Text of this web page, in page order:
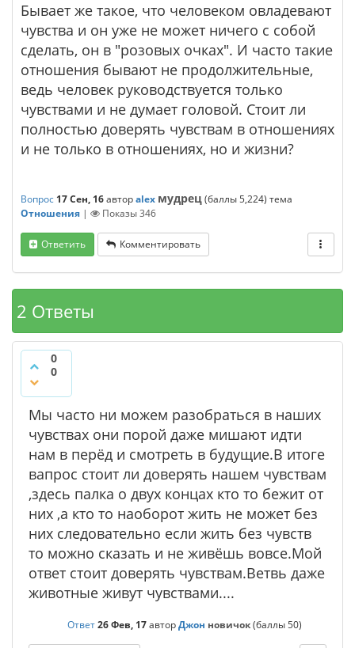
Бывает же такое, что человеком овладевают
чувства и он уже не может ничего с собой
сделать, он в "розовых очках". И часто такие
отношения бывают не продолжительные,
ведь человек руководствуется только
чувствами и не думает головой. Стоит ли
полностью доверять чувствам в отношениях
и не только в отношениях, но и жизни?
Вопрос 17 Сен, 16авторalex мудрец(баллы5,224) тема
Отношения | Показы346
Ответить Комментировать
2 Ответы
0
0
Мы часто ни можем разобраться в наших
чувствах они порой даже мишают идти
нам в перёд и смотреть в будущие.В итоге
вапрос стоит ли доверять нашем чувствам
,здесь палка о двух концах кто то бежит от
них ,а кто то наоборот жить не может без
них следовательно если жить без чувств
то можно сказать и не живёшь вовсе.Мой
ответ стоит доверять чувствам.Ветвь даже
животные живут чувствами....
Ответ26 Фев, 17авторДжон новичок(баллы50)